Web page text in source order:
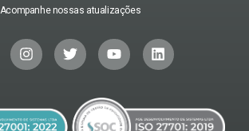
Acompanhe nossas atualizações